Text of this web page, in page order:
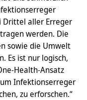
Drittel aller Erreger
werden. Die
sowie die Umwelt
Es ist nur logisch,
Health-Ansatz
Infektionserreger
zu erforschen.“